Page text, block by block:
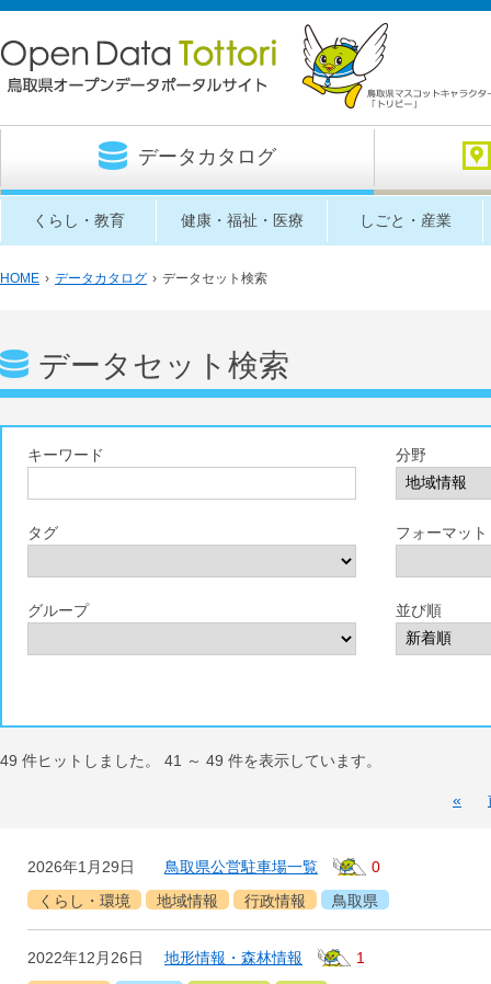
データカタログ
くらし・教育 健康・福祉・医療 しごと・産業
HOME › データカタログ › データセット検索
データセット検索
キーワード 分野
タグ フォーマット
グループ 並び順
49 件ヒットしました。 41 ～ 49 件を表示しています。
«
2026年1月29日 鳥取県公営駐車場一覧
0
くらし・環境
地域情報 行政情報 鳥取県
2022年12月26日 地形情報・森林情報
1